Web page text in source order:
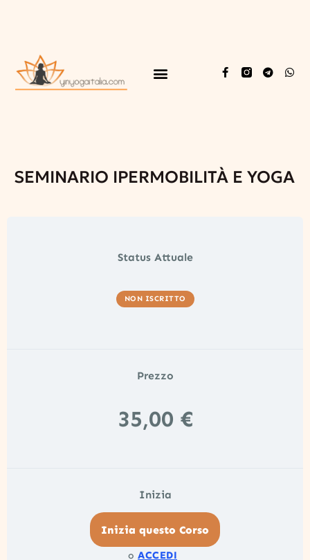
SEMINARIO IPERMOBILITÀ E YOGA
Status Attuale
NON ISCRITTO
Prezzo
35,00 €
Inizia
Inizia questo Corso
o ACCEDI